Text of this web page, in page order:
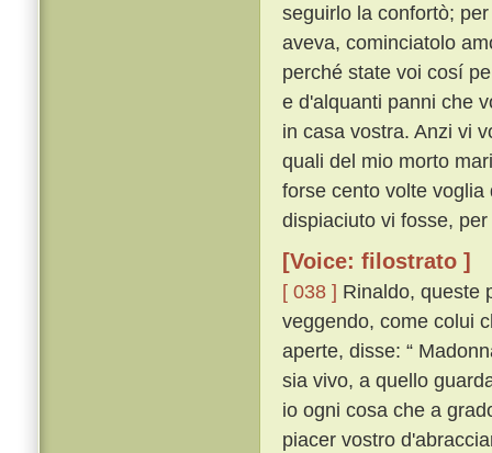
seguirlo la confortò;
aveva, cominciatolo
perché state voi cosí
e d'alquanti panni che
in casa vostra. Anzi vi
quali del mio morto
forse cento volte
dispiaciuto vi fosse,
[Voice: filostrato ]
[ 038 ] Rinaldo, queste
veggendo, come colui
aperte, disse: “
sia vivo, a quello
io ogni cosa che a
piacer vostro